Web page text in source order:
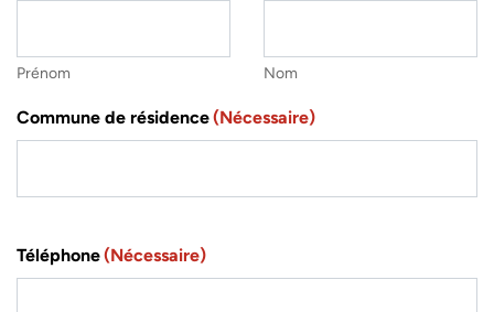
Prénom Nom
Commune de résidence(Nécessaire)
Téléphone(Nécessaire)